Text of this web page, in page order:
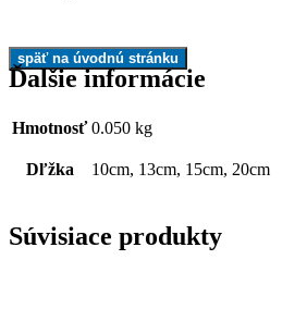
Ďalšie informácie
Hmotnosť 0.050 kg
Dľžka 10cm, 13cm, 15cm, 20cm
Súvisiace produkty